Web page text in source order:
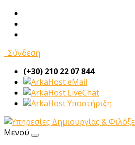
Σύνδεση
(+30) 210 22 07 844
eMail
LiveChat
Υποστήριξη
Μενού